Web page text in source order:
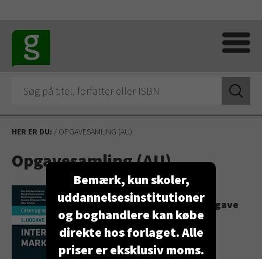
HER ER DU: / OPGAVESAMLING (AU)
Opgavesamling (AU)
International
markedsføring, 5. udgave
Cases og opgaver
Læs mere
Bemærk, kun skoler,
uddannelsesinstitutioner
og boghandlere kan købe
direkte hos forlaget. Alle
priser er eksklusiv moms.